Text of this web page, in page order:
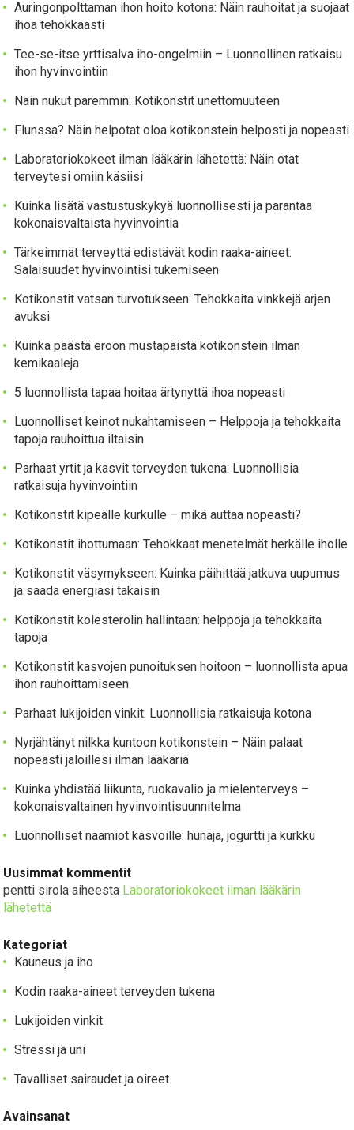
Auringonpolttaman ihon hoito kotona: Näin rauhoitat ja suojaat
ihoa tehokkaasti
Tee-se-itse yrttisalva iho-ongelmiin – Luonnollinen ratkaisu
ihon hyvinvointiin
Näin nukut paremmin: Kotikonstit unettomuuteen
Flunssa? Näin helpotat oloa kotikonstein helposti ja nopeasti
Laboratoriokokeet ilman lääkärin lähetettä: Näin otat
terveytesi omiin käsiisi
Kuinka lisätä vastustuskykyä luonnollisesti ja parantaa
kokonaisvaltaista hyvinvointia
Tärkeimmät terveyttä edistävät kodin raaka-aineet:
Salaisuudet hyvinvointisi tukemiseen
Kotikonstit vatsan turvotukseen: Tehokkaita vinkkejä arjen
avuksi
Kuinka päästä eroon mustapäistä kotikonstein ilman
kemikaaleja
5 luonnollista tapaa hoitaa ärtynyttä ihoa nopeasti
Luonnolliset keinot nukahtamiseen – Helppoja ja tehokkaita
tapoja rauhoittua iltaisin
Parhaat yrtit ja kasvit terveyden tukena: Luonnollisia
ratkaisuja hyvinvointiin
Kotikonstit kipeälle kurkulle – mikä auttaa nopeasti?
Kotikonstit ihottumaan: Tehokkaat menetelmät herkälle iholle
Kotikonstit väsymykseen: Kuinka päihittää jatkuva uupumus
ja saada energiasi takaisin
Kotikonstit kolesterolin hallintaan: helppoja ja tehokkaita
tapoja
Kotikonstit kasvojen punoituksen hoitoon – luonnollista apua
ihon rauhoittamiseen
Parhaat lukijoiden vinkit: Luonnollisia ratkaisuja kotona
Nyrjähtänyt nilkka kuntoon kotikonstein – Näin palaat
nopeasti jaloillesi ilman lääkäriä
Kuinka yhdistää liikunta, ruokavalio ja mielenterveys –
kokonaisvaltainen hyvinvointisuunnitelma
Luonnolliset naamiot kasvoille: hunaja, jogurtti ja kurkku
Uusimmat kommentit
pentti sirola aiheesta Laboratoriokokeet ilman lääkärin
lähetettä
Kategoriat
Kauneus ja iho
Kodin raaka-aineet terveyden tukena
Lukijoiden vinkit
Stressi ja uni
Tavalliset sairaudet ja oireet
Avainsanat